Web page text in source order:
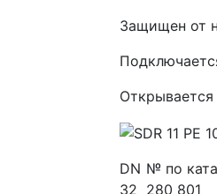
Защищен от
DN № по
32 280 801